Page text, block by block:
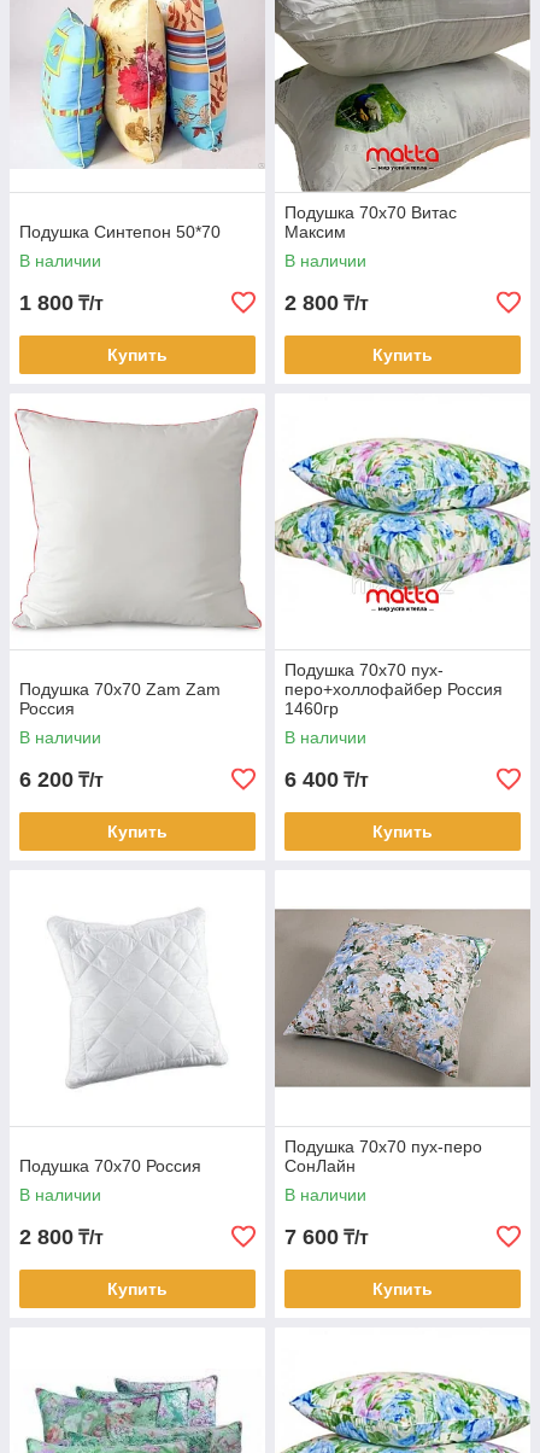
Подушка Синтепон 50*70
В наличии
1 800 ₸/т
Купить
Подушка 70х70 Витас
Максим
В наличии
2 800 ₸/т
Купить
Подушка 70х70 Zam Zam
Россия
В наличии
6 200 ₸/т
Купить
Подушка 70х70 пух-
перо+холлофайбер Россия
1460гр
В наличии
6 400 ₸/т
Купить
Подушка 70х70 Россия
В наличии
2 800 ₸/т
Купить
Подушка 70х70 пух-перо
СонЛайн
В наличии
7 600 ₸/т
Купить